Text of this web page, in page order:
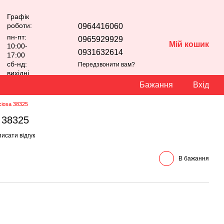
Графік
роботи:
пн-пт:
10:00-
17:00
сб-нд:
вихідні
0964416060
0965929929
0931632614
Передзвонити вам?
Мій кошик
Бажання Вхід
38325
38325
відгук
В бажання